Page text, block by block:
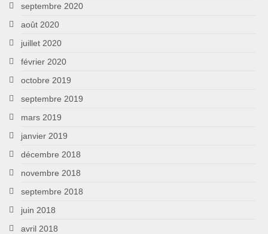
septembre 2020
août 2020
juillet 2020
février 2020
octobre 2019
septembre 2019
mars 2019
janvier 2019
décembre 2018
novembre 2018
septembre 2018
juin 2018
avril 2018